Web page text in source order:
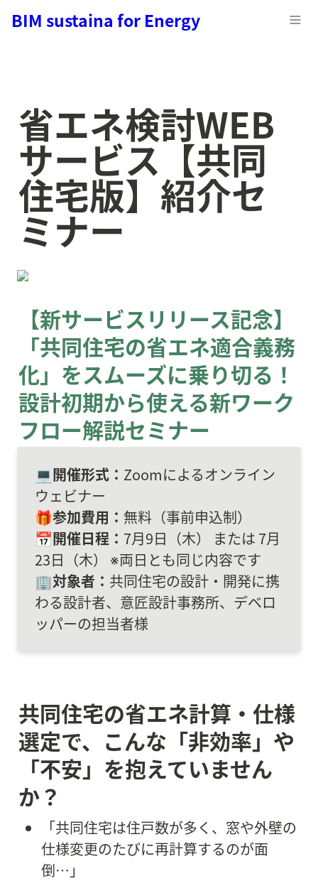
BIM sustaina for Energy
省エネ検討WEB
サービス【共同
住宅版】紹介セ
ミナー
【新サービスリリース記念】
「共同住宅の省エネ適合義務
化」をスムーズに乗り切る！
設計初期から使える新ワーク
フロー解説セミナー
💻開催形式： Zoomによるオンライン
ウェビナー
🎁参加費用： 無料（事前申込制）
📅開催日程： 7月9日（木） または 7月
23日（木） ※両日とも同じ内容です
🏢対象者： 共同住宅の設計・開発に携
わる設計者、意匠設計事務所、デベロ
ッパーの担当者様
共同住宅の省エネ計算・仕様
選定で、こんな「非効率」や
「不安」を抱えていません
か？
「共同住宅は住戸数が多く、窓や外壁の
仕様変更のたびに再計算するのが面
倒…」